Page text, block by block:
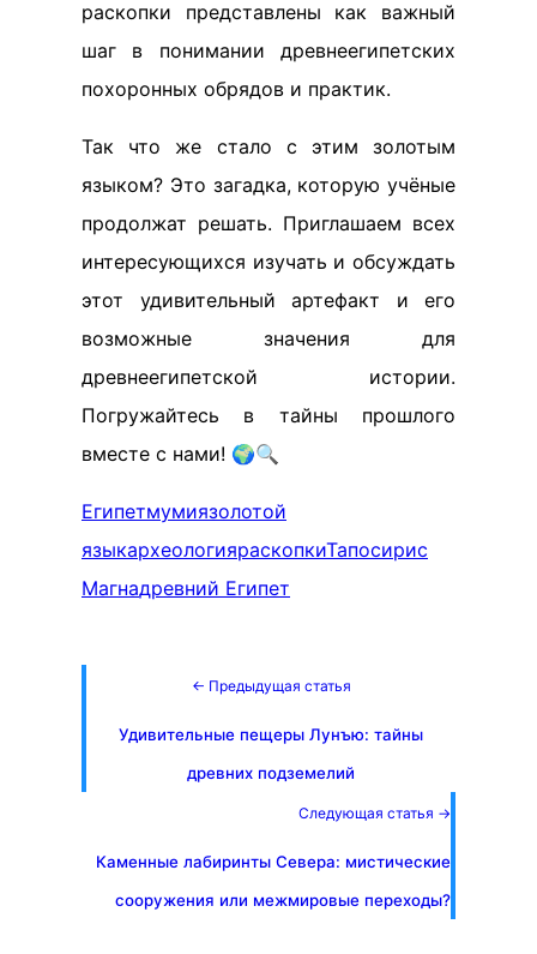
раскопки представлены как важный
шаг в понимании древнеегипетских
похоронных обрядов и практик.
Так что же стало с этим золотым
языком? Это загадка, которую учёные
продолжат решать. Приглашаем всех
интересующихся изучать и обсуждать
этот удивительный артефакт и его
возможные значения для
древнеегипетской истории.
Погружайтесь в тайны прошлого
вместе с нами! 🌍🔍
Египетмумиязолотой
языкархеологияраскопкиТапосирис
Магнадревний Египет
← Предыдущая статья
Удивительные пещеры Лунъю: тайны
древних подземелий
Следующая статья →
Каменные лабиринты Севера: мистические
сооружения или межмировые переходы?